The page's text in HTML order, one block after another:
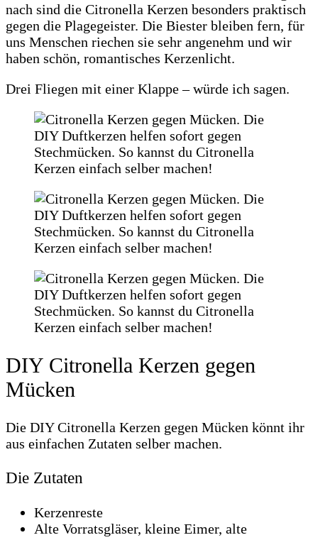
nach sind die Citronella Kerzen besonders praktisch
gegen die Plagegeister. Die Biester bleiben fern, für
uns Menschen riechen sie sehr angenehm und wir
haben schön, romantisches Kerzenlicht.
Drei Fliegen mit einer Klappe – würde ich sagen.
DIY Citronella Kerzen gegen
Mücken
Die DIY Citronella Kerzen gegen Mücken könnt ihr
aus einfachen Zutaten selber machen.
Die Zutaten
Kerzenreste
Alte Vorratsgläser, kleine Eimer, alte